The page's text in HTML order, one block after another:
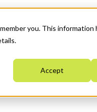
you. This information
Accept